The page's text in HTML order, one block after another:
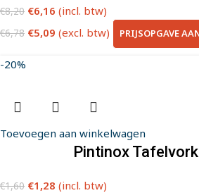
€8,20 €6,16 (incl. btw)
€6,78 €5,09 (excl. btw) PRIJSOPGAVE
-20%
Toevoegen aan winkelwagen
Pintinox
€1,60 €1,28 (incl. btw)